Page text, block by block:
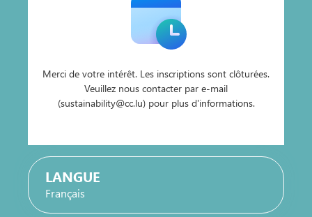
Merci de votre intérêt. Les inscriptions sont clôturées.
Veuillez nous contacter par e-mail
(sustainability@cc.lu) pour plus d'informations.
LANGUE
Français